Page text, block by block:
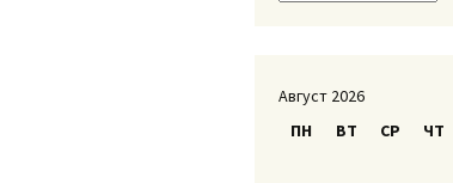
в
Август 2026
ПН
ВТ СР ЧТ